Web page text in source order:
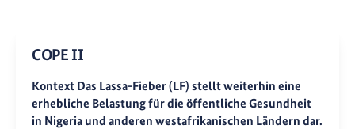
COPE II
Kontext Das Lassa-Fieber (LF) stellt weiterhin eine
erhebliche Belastung für die öffentliche Gesundheit
in Nigeria und anderen westafrikanischen Ländern dar.